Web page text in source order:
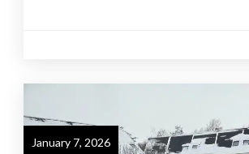
January 7, 2026